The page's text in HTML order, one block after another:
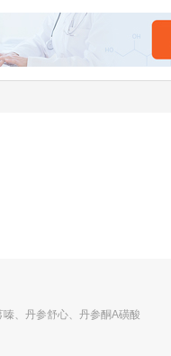
、丹参舒心、丹参酮A磺酸